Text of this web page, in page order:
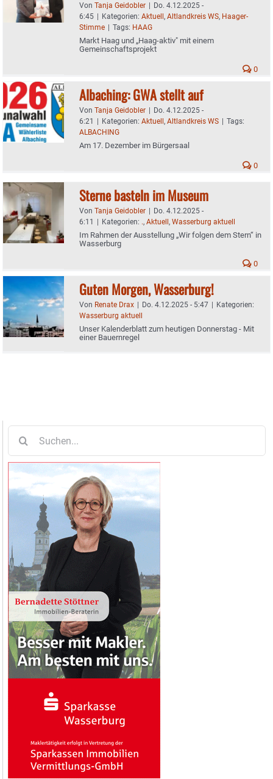
Von Tanja Geidobler | Do. 4.12.2025 -
6:45 | Kategorien: Aktuell, Altlandkreis WS, Haager-
Stimme | Tags: HAAG
Markt Haag und „Haag-aktiv" mit einem
Gemeinschaftsprojekt
0
Albaching: GWA stellt auf
Von Tanja Geidobler | Do. 4.12.2025 -
6:21 | Kategorien: Aktuell, Altlandkreis WS | Tags:
ALBACHING
Am 17. Dezember im Bürgersaal
0
Sterne basteln im Museum
Von Tanja Geidobler | Do. 4.12.2025 -
6:11 | Kategorien: ., Aktuell, Wasserburg aktuell
Im Rahmen der Ausstellung „Wir folgen dem Stern“ in
Wasserburg
0
Guten Morgen, Wasserburg!
Von Renate Drax | Do. 4.12.2025 - 5:47 | Kategorien:
Wasserburg aktuell
Unser Kalenderblatt zum heutigen Donnerstag - Mit
einer Bauernregel
nach: